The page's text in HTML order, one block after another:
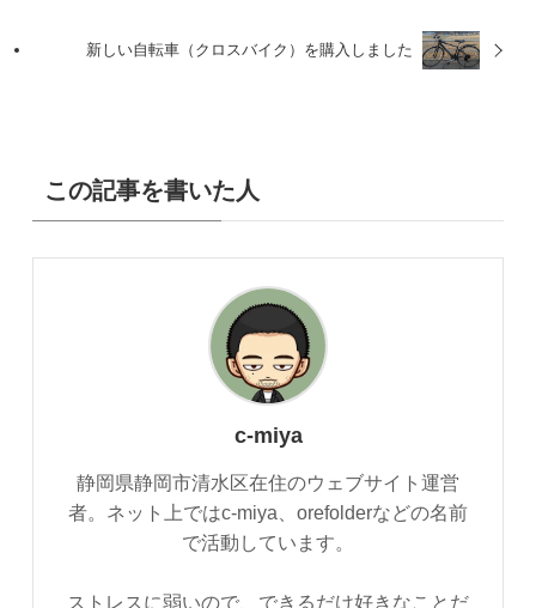
新しい自転車（クロスバイク）を購入しました
この記事を書いた人
c-miya
静岡県静岡市清水区在住のウェブサイト運営
者。ネット上ではc-miya、orefolderなどの名前
で活動しています。
ストレスに弱いので、できるだけ好きなことだ